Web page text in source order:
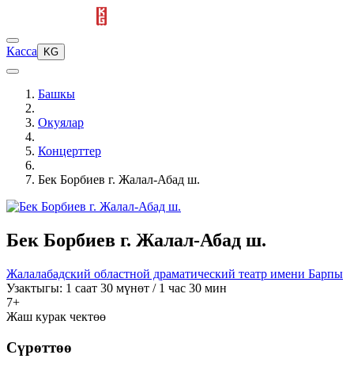
Касса KG
Башкы
Окуялар
Концерттер
Бек Борбиев г. Жалал-Абад ш.
Бек Борбиев г. Жалал-Абад ш.
Жалалабадский областной драматический театр имени Барпы
Узактыгы: 1 саат 30 мүнөт / 1 час 30 мин
7+
Жаш курак чектөө
Сүрөттөө